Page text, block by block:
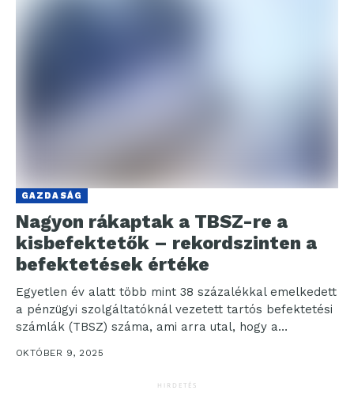
GAZDASÁG
Nagyon rákaptak a TBSZ-re a
kisbefektetők – rekordszinten a
befektetések értéke
Egyetlen év alatt több mint 38 százalékkal emelkedett
a pénzügyi szolgáltatóknál vezetett tartós befektetési
számlák (TBSZ) száma, ami arra utal, hogy a
kisbefektetőknek...
OKTÓBER 9, 2025
HIRDETÉS